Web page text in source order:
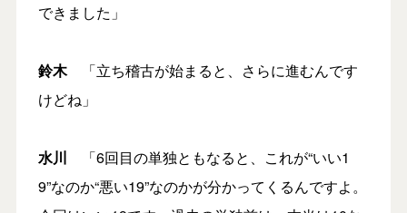
できました」
鈴木「立ち稽古が始まると、さらに進むんです
けどね」
水川 「6回目の単独ともなると、これが“いい1
9”なのか“悪い19”なのかが分かってくるんですよ。